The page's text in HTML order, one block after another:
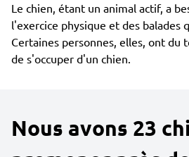
Le chien, étant un animal actif, a
l'exercice physique et des balades
Certaines personnes, elles, ont du
de s'occuper d'un chien.
Nous avons 23